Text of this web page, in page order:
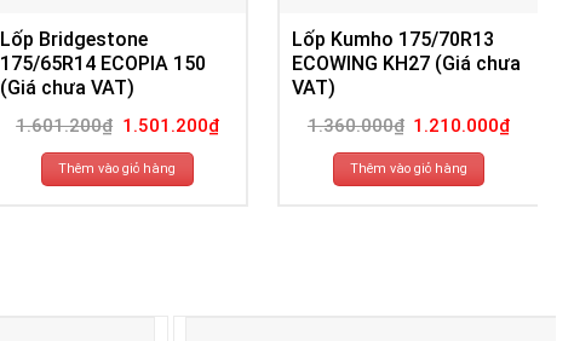
Lốp Bridgestone
175/65R14 ECOPIA 150
(Giá chưa VAT)
1.601.200₫ Giá
gốc
là:
1.601.200₫.
1.501.200₫Giá
hiện
Thêm vào giỏ hàng
Lốp Kumho 175/70R13
ECOWING KH27 (Giá chưa
VAT)
1.360.000₫ Giá
gốc
là:
1.360.000₫.
1.210.000₫Giá
Thêm vào giỏ hàng